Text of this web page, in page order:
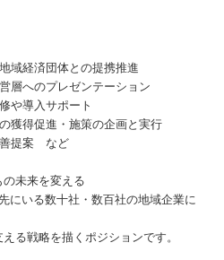
域経済団体との提携推進
層へのプレゼンテーション
や導入サポート
獲得促進・施策の企画と実行
善提案 など
未来を変える
にいる数十社・数百社の地域企業に
る戦略を描くポジションです。